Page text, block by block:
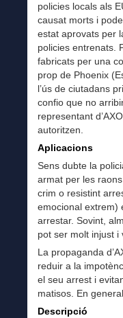
policies locals als
causat morts i
estat aprovats per
policies entrenats.
fabricats per una
prop de Phoenix
l’ús de ciutadans
confio que no
representant
autoritzen.
Aplicacions
Sens dubte la
armat per les
crim o resistint
emocional extrem)
arrestar. Sovint,
pot ser molt injust i
La propaganda
reduir a la
el seu arrest i
matisos. En
Descripció